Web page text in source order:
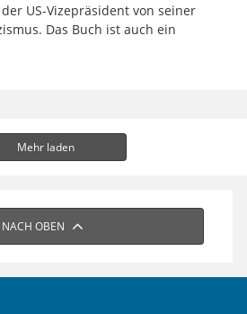
US-Vizepräsident von seiner
Das Buch ist auch ein
Mehr laden
NACH OBEN